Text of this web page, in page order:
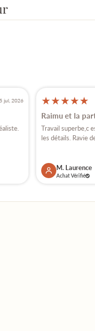
jul, 2026 ★★★★★
Raimu et la
Travail superbe,c
les détails. Ravie
M. Laurence
Achat Vérifié